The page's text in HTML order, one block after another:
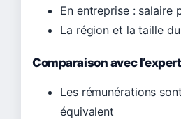
En entreprise : salaire
La région et la taille
Comparaison avec
Les rémunérations
équivalent